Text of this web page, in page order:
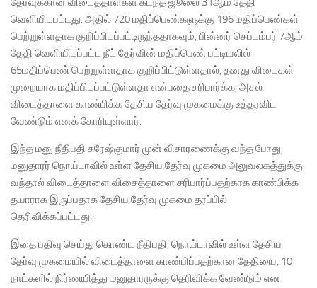
வெளியிடபட்டது. அதில் 720 மதிப்பெண்களுக்கு 196 மதிப்பெண்கள்
பெற்றுள்ளதாக குறிப்பிடப்பட்டிருந்ததாகவும், பின்னர் செப்டம்பர் 7ஆம்
தேதி வெளியிடப்பட்ட நீட் தேர்வின் மதிப்பெண் பட்டியலில்
65மதிப்பெண் பெற்றுள்ளதாக குறிப்பிட்டுள்ளதால், தனது விடைகள்
முறையாக மதிப்பிடப்பட்டுள்ளதா என்பதை சரிபார்க்க, அசல்
விடைத்தாளை காண்பிக்க தேசிய தேர்வு முகமைக்கு உத்தரவிட
வேண்டும் எனக் கோரியுள்ளார்.
இந்த மனு நீதிபதி சுரேஷ்குமார் முன் விசாரணைக்கு வந்த போது,
மனுதாரர் நொய்டாவில் உள்ள தேசிய தேர்வு முகமை அலுவலகத்துக்கு
வந்தால் விடைத்தாளை விசைத்தாளை சரிபார்ப்பதற்காக காண்பிக்க
தயாராக இருப்பதாக தேசிய தேர்வு முகமை தரப்பில்
தெரிவிக்கப்பட்டது.
இதை பதிவு செய்து கொண்ட நீதிபதி, நொய்டாவில் உள்ள தேசிய
தேர்வு முகமையில் விடைத்தாளை காண்பிப்பதற்கான தேதியை, 10
நாட்களில் நிர்ணயித்து மனுதாரருக்கு தெரிவிக்க வேண்டும் என